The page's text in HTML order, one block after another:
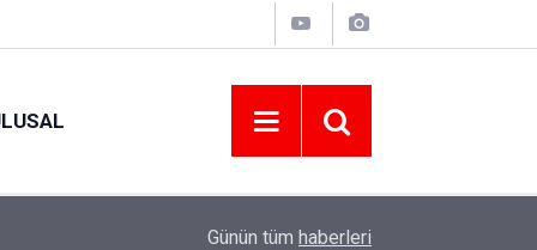
ORDU ASKF’DEN İŞ DÜNYASINA AMATÖR
Günün tüm haberleri